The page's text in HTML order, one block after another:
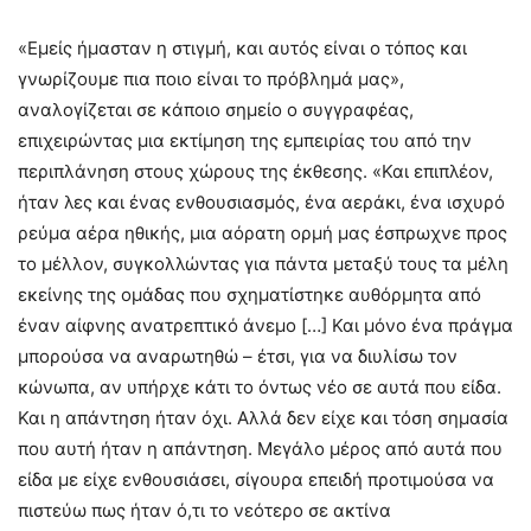
«Εμείς ήμασταν η στιγμή, και αυτός είναι ο τόπος και
γνωρίζουμε πια ποιο είναι το πρόβλημά μας»,
αναλογίζεται σε κάποιο σημείο ο συγγραφέας,
επιχειρώντας μια εκτίμηση της εμπειρίας του από την
περιπλάνηση στους χώρους της έκθεσης. «Και επιπλέον,
ήταν λες και ένας ενθουσιασμός, ένα αεράκι, ένα ισχυρό
ρεύμα αέρα ηθικής, μια αόρατη ορμή μας έσπρωχνε προς
το μέλλον, συγκολλώντας για πάντα μεταξύ τους τα μέλη
εκείνης της ομάδας που σχηματίστηκε αυθόρμητα από
έναν αίφνης ανατρεπτικό άνεμο […] Και μόνο ένα πράγμα
μπορούσα να αναρωτηθώ – έτσι, για να διυλίσω τον
κώνωπα, αν υπήρχε κάτι το όντως νέο σε αυτά που είδα.
Και η απάντηση ήταν όχι. Αλλά δεν είχε και τόση σημασία
που αυτή ήταν η απάντηση. Μεγάλο μέρος από αυτά που
είδα με είχε ενθουσιάσει, σίγουρα επειδή προτιμούσα να
πιστεύω πως ήταν ό,τι το νεότερο σε ακτίνα